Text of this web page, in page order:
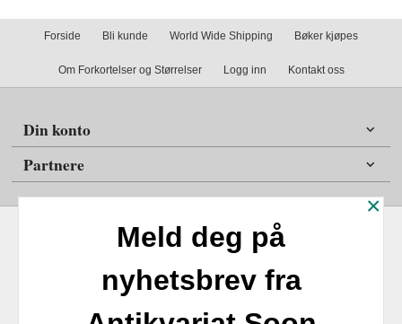
Forside Bli kunde World Wide Shipping Bøker kjøpes
Om Forkortelser og Størrelser Logg inn Kontakt oss
Din konto
Partnere
Kjøpsbetingelser Sikkerhet og personvern
Nyhetsbrev
×
Meld deg på
nyhetsbrev fra